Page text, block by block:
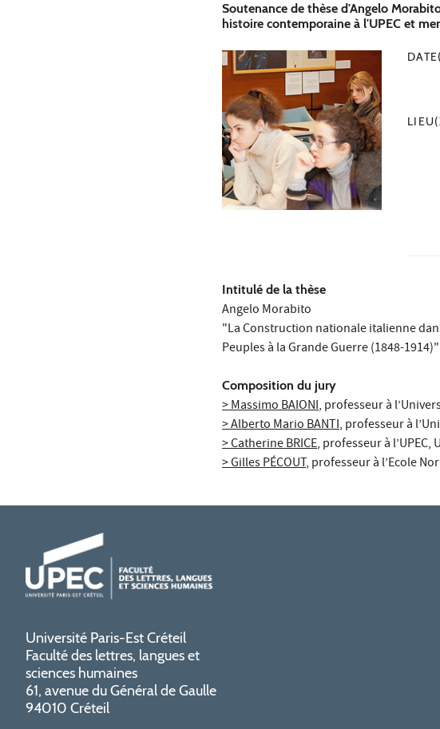
Soutenance de thèse d'Angelo
histoire contemporaine à l'UPEC et
Intitulé de la thèse
Angelo Morabito
"La Construction nationale italienne
Peuples à la Grande Guerre (1848-1914)"
Composition du jury
> Massimo BAIONI, professeur à
> Alberto Mario BANTI, professeur à
> Catherine BRICE, professeur à
> Gilles PÉCOUT, professeur à l’Ecole
Université Paris-Est Créteil
Faculté des lettres, langues et
sciences humaines
61, avenue du Général de Gaulle
94010 Créteil